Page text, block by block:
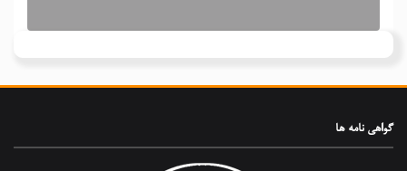
گواهی‌ نامه ها